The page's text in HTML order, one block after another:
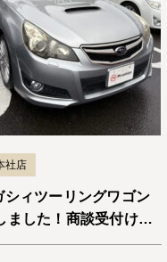
社店
ィツーリングワゴン
ました！商談受付け中